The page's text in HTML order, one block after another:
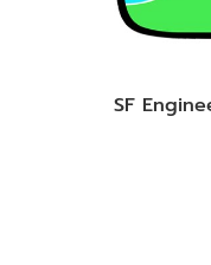
SF